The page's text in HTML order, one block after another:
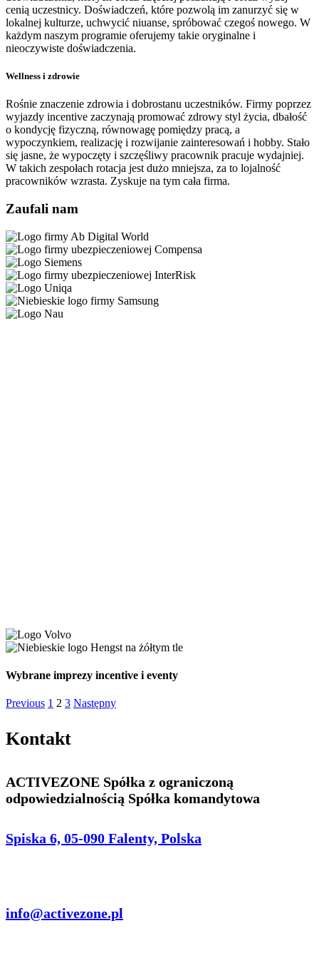
cenią uczestnicy. Doświadczeń, które pozwolą im zanurzyć się w
lokalnej kulturze, uchwycić niuanse, spróbować czegoś nowego. W
każdym naszym programie oferujemy takie oryginalne i
nieoczywiste doświadczenia.
Wellness i zdrowie
Rośnie znaczenie zdrowia i dobrostanu uczestników. Firmy poprzez
wyjazdy incentive zaczynają promować zdrowy styl życia, dbałość
o kondycję fizyczną, równowagę pomiędzy pracą, a
wypoczynkiem, realizację i rozwijanie zainteresowań i hobby. Stało
się jasne, że wypoczęty i szczęśliwy pracownik pracuje wydajniej.
W takich zespołach rotacja jest dużo mniejsza, za to lojalność
pracowników wzrasta. Zyskuje na tym cała firma.
Zaufali nam
Wybrane imprezy incentive i eventy
Previous 1 2 3 Następny
Kontakt
ACTIVEZONE Spółka z ograniczoną
odpowiedzialnością Spółka komandytowa
Spiska 6, 05-090 Falenty, Polska
info@activezone.pl